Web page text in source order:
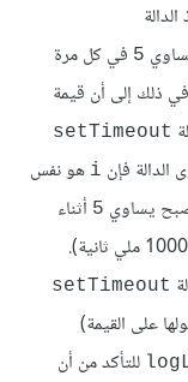
5 في كل مرة
ذلك إلى أن قيمة
setTimeout
فإن i هو نفس
يساوي 5 أثناء
لانقضاء الأجل المحدّد (1000 ملي ثانية).
setTimeout
على القيمة)
للتأكد من أن